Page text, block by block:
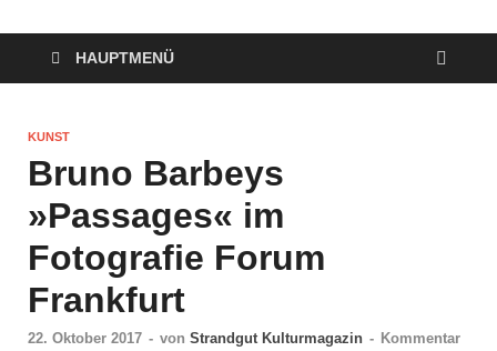
HAUPTMENÜ
KUNST
Bruno Barbeys
»Passages« im
Fotografie Forum
Frankfurt
22. Oktober 2017 - von Strandgut Kulturmagazin - Kommentar